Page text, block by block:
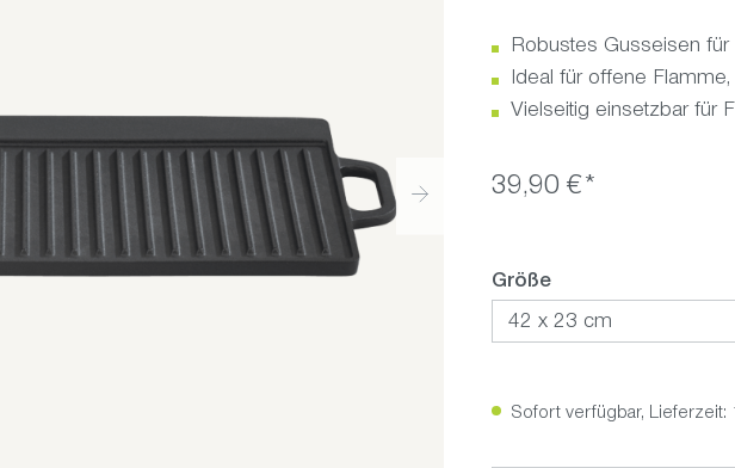
Robustes Gusseisen
Ideal für offene
Vielseitig einsetzbar für
39,90 €*
Größeauswählen
Sofort verfügbar, Lieferzeit: